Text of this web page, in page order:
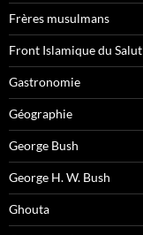
Frères musulmans
Front Islamique du Salut
Gastronomie
Géographie
George Bush
George H. W. Bush
Ghouta